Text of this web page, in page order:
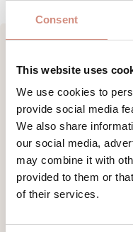
Consent
This website uses
We use cookies to
provide social media
We also share
our social media,
may combine it with
provided to them or
of their services.
Ignorer la
Nos pépites